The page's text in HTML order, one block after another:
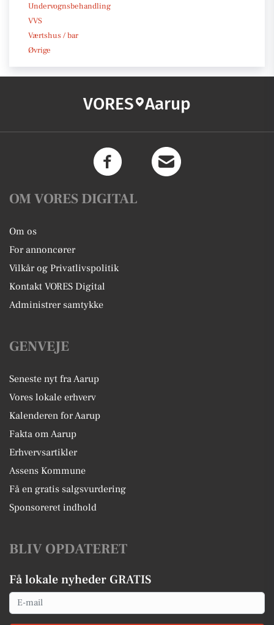
Undervognsbehandling
VVS
Værtshus / bar
Øvrige
VORES Aarup
OM VORES DIGITAL
Om os
For annoncører
Vilkår og Privatlivspolitik
Kontakt VORES Digital
Administrer samtykke
GENVEJE
Seneste nyt fra Aarup
Vores lokale erhverv
Kalenderen for Aarup
Fakta om Aarup
Erhvervsartikler
Assens Kommune
Få en gratis salgsvurdering
Sponsoreret indhold
BLIV OPDATERET
Få lokale nyheder GRATIS
Email